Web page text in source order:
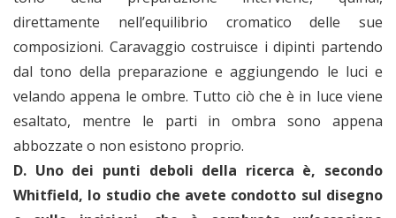
direttamente nell’equilibrio cromatico delle sue
composizioni. Caravaggio costruisce i dipinti partendo
dal tono della preparazione e aggiungendo le luci e
velando appena le ombre. Tutto ciò che è in luce viene
esaltato, mentre le parti in ombra sono appena
abbozzate o non esistono proprio.
D. Uno dei punti deboli della ricerca è, secondo
Whitfield, lo studio che avete condotto sul disegno